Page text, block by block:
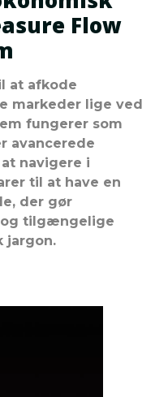
Flow
at afkode
markeder lige ved
fungerer som
avancerede
navigere i
til at have en
der gør
og tilgængelige
jargon.